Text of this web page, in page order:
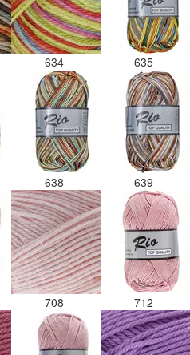
634 635
638 639
708 712